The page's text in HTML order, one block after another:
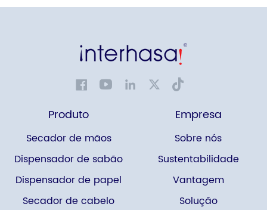
Produto
Secador de mãos
Dispensador de sabão
Dispensador de papel
Secador de cabelo
Empresa
Sobre nós
Sustentabilidade
Vantagem
Solução